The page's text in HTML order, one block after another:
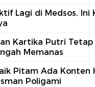
Lagi di Medsos, Ini
Kartika Putri Tetap
Memanas
Pitam Ada Konten
Poligami